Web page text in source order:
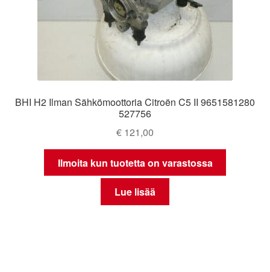
BHI H2 Ilman Sähkömoottoria Citroën C5 II 9651581280
527756
€ 121,00
Ilmoita kun tuotetta on varastossa
Lue lisää